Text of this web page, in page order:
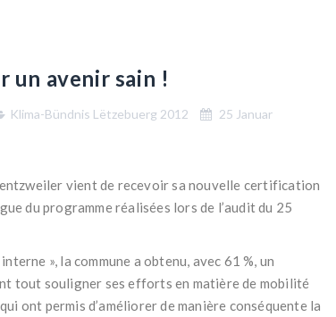
un avenir sain !
Klima-Bündnis Lëtzebuerg 2012
25 Januar
vient de recevoir sa nouvelle certification
du programme réalisées lors de l’audit du 25
», la commune a obtenu, avec 61 %, un
tout souligner ses efforts en matière de mobilité
ont permis d’améliorer de manière conséquente la